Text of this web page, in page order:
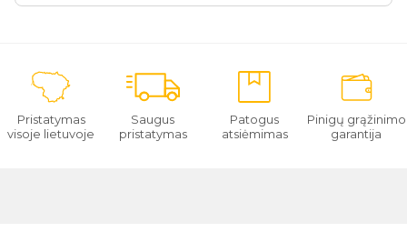
Pristatymas
visoje lietuvoje
Saugus
pristatymas
Patogus
atsiėmimas
Pinigų grąžinimo
garantija